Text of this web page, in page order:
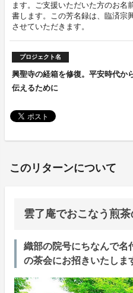
ます。ご支援いただいた方のお名
書します。この芳名録は、臨済宗
させていただきます。
プロジェクト名
興聖寺の経箱を修復。平安時代か
伝えるために
このリターンについて
雲了庵でおこなう煎
織部の院号にちなんで名
の茶会にお招きいたしま